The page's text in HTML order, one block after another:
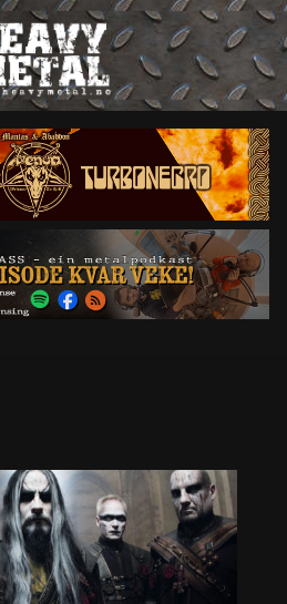
Nyheter
Omtaler
Intervjuer
Om oss
Abonner